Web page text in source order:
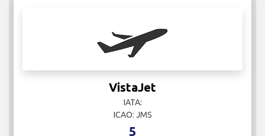
VistaJet
IATA:
ICAO: JMS
5
Vuelos Semanales
Más información